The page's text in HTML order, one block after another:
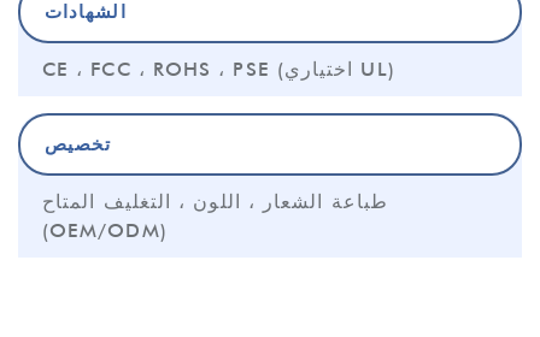
الشهادات
CE ، FCC ، ROHS ، PSE (اختياري UL)
تخصيص
طباعة الشعار ، اللون ، التغليف المتاح
(OEM/ODM)